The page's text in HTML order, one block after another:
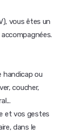
vous êtes un
handicap ou
coucher,
et vos gestes
dans le